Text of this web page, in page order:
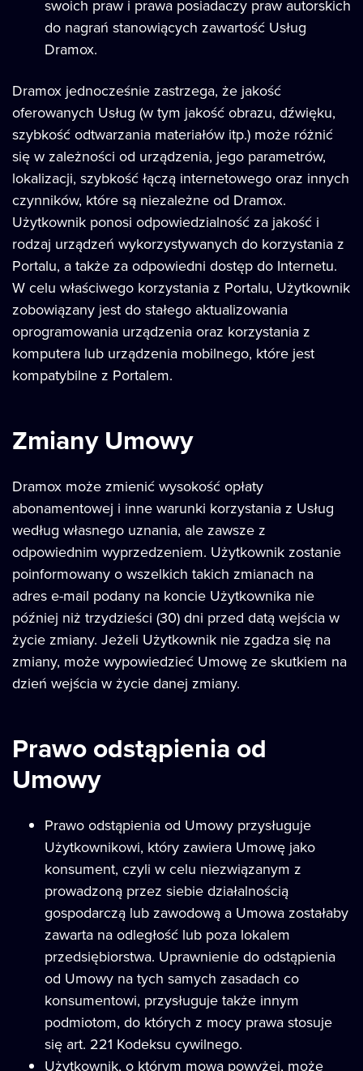
swoich praw i prawa posiadaczy praw autorskich
do nagrań stanowiących zawartość Usług
Dramox.
Dramox jednocześnie zastrzega, że jakość
oferowanych Usług (w tym jakość obrazu, dźwięku,
szybkość odtwarzania materiałów itp.) może różnić
się w zależności od urządzenia, jego parametrów,
lokalizacji, szybkość łączą internetowego oraz innych
czynników, które są niezależne od Dramox.
Użytkownik ponosi odpowiedzialność za jakość i
rodzaj urządzeń wykorzystywanych do korzystania z
Portalu, a także za odpowiedni dostęp do Internetu.
W celu właściwego korzystania z Portalu, Użytkownik
zobowiązany jest do stałego aktualizowania
oprogramowania urządzenia oraz korzystania z
komputera lub urządzenia mobilnego, które jest
kompatybilne z Portalem.
Zmiany Umowy
Dramox może zmienić wysokość opłaty
abonamentowej i inne warunki korzystania z Usług
według własnego uznania, ale zawsze z
odpowiednim wyprzedzeniem. Użytkownik zostanie
poinformowany o wszelkich takich zmianach na
adres e-mail podany na koncie Użytkownika nie
później niż trzydzieści (30) dni przed datą wejścia w
życie zmiany. Jeżeli Użytkownik nie zgadza się na
zmiany, może wypowiedzieć Umowę ze skutkiem na
dzień wejścia w życie danej zmiany.
Prawo odstąpienia od
Umowy
Prawo odstąpienia od Umowy przysługuje
Użytkownikowi, który zawiera Umowę jako
konsument, czyli w celu niezwiązanym z
prowadzoną przez siebie działalnością
gospodarczą lub zawodową a Umowa zostałaby
zawarta na odległość lub poza lokalem
przedsiębiorstwa. Uprawnienie do odstąpienia
od Umowy na tych samych zasadach co
konsumentowi, przysługuje także innym
podmiotom, do których z mocy prawa stosuje
się art. 221 Kodeksu cywilnego.
Użytkownik, o którym mowa powyżej, może